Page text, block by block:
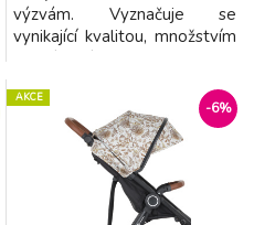
výzvám. Vyznačuje se
vynikající kvalitou, množstvím
zimnímu větru. Poskytuje
teplo a pohodlí, přičemž je
univerzálním doplňkem ke
kočárku, který si jistě získá
srdce každého rodiče. Arctic
AKCE
-6%